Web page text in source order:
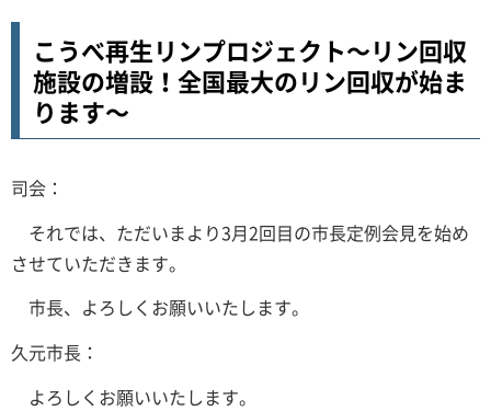
こうべ再生リンプロジェクト～リン回収
施設の増設！全国最大のリン回収が始ま
ります～
司会：
それでは、ただいまより3月2回目の市長定例会見を始め
させていただきます。
市長、よろしくお願いいたします。
久元市長：
よろしくお願いいたします。